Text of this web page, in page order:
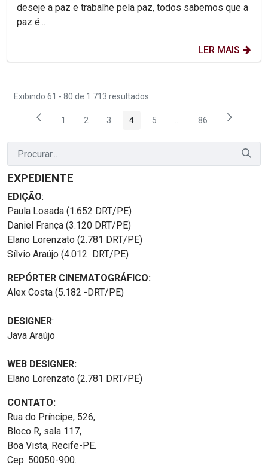
deseje a paz e trabalhe pela paz, todos sabemos que a
paz é...
LER MAIS
Exibindo 61 - 80 de 1.713 resultados.
Página
1 Página
2 Página
3 Página
4 Página
5 Páginas intermediárias
Página
86
EXPEDIENTE
EDIÇÃO:
Paula Losada (1.652 DRT/PE)
Daniel França (3.120 DRT/PE)
Elano Lorenzato (2.781 DRT/PE)
Sílvio Araújo (4.012 DRT/PE)
REPÓRTER CINEMATOGRÁFICO:
Alex Costa (5.182 -DRT/PE)
DESIGNER:
Java Araújo
WEB DESIGNER:
Elano Lorenzato (2.781 DRT/PE)
CONTATO:
Rua do Príncipe, 526,
Bloco R, sala 117,
Boa Vista, Recife-PE.
Cep: 50050-900.